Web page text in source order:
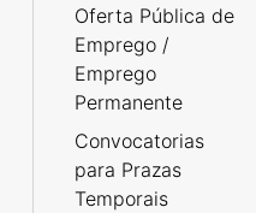
Oferta Pública de
Emprego /
Emprego
Permanente
Convocatorias
para Prazas
Temporais